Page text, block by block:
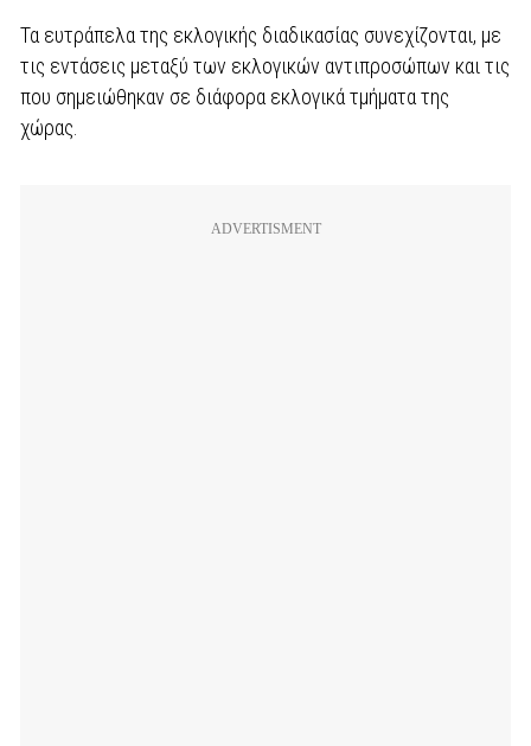
Τα ευτράπελα της εκλογικής διαδικασίας συνεχίζονται, με
τις εντάσεις μεταξύ των εκλογικών αντιπροσώπων και τις
που σημειώθηκαν σε διάφορα εκλογικά τμήματα της
χώρας.